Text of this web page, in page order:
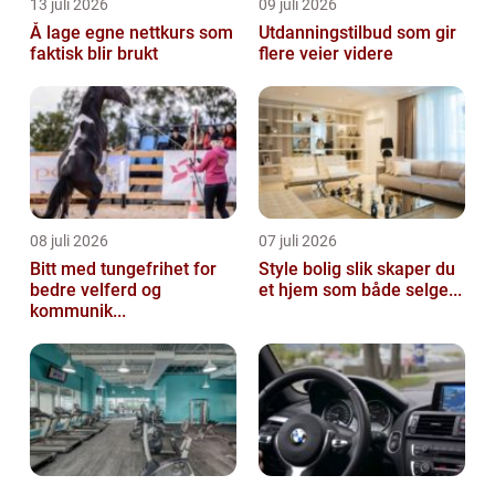
13 juli 2026
Å lage egne nettkurs som
faktisk blir brukt
09 juli 2026
Utdanningstilbud som gir
flere veier videre
08 juli 2026
Bitt med tungefrihet for
bedre velferd og
kommunik...
07 juli 2026
Style bolig slik skaper du
et hjem som både selge...